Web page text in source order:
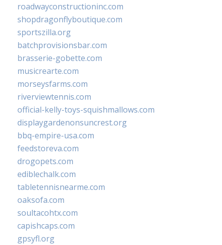
roadwayconstructioninc.com
shopdragonflyboutique.com
sportszilla.org
batchprovisionsbar.com
brasserie-gobette.com
musicrearte.com
morseysfarms.com
riverviewtennis.com
official-kelly-toys-squishmallows.com
displaygardenonsuncrest.org
bbq-empire-usa.com
feedstoreva.com
drogopets.com
ediblechalk.com
tabletennisnearme.com
oaksofa.com
soultacohtx.com
capishcaps.com
gpsyfl.org